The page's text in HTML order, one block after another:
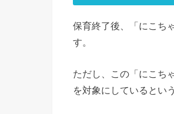
保育終了後、「にこち
す。
ただし、この「にこち
を対象にしているとい